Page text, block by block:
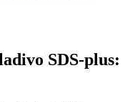
SDS-plus: